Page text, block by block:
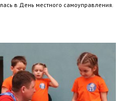
в День местного самоуправления.